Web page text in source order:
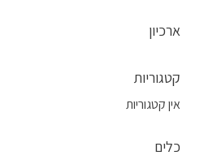
ארכיון
קטגוריות
אין קטגוריות
כלים